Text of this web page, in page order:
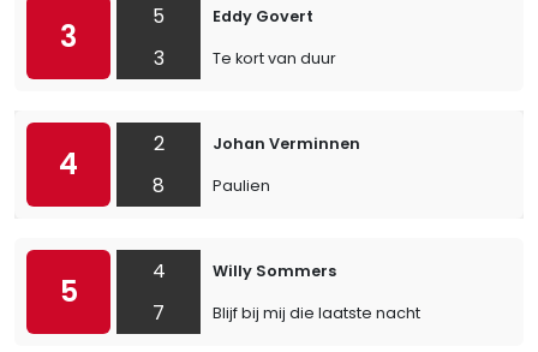
3
5
3
Eddy Govert
Te kort van duur
4
2
8
Johan Verminnen
Paulien
5
4
7
Willy Sommers
Blijf bij mij die laatste nacht